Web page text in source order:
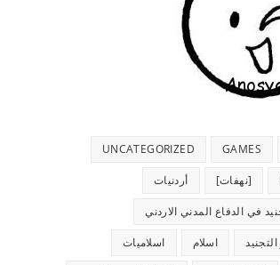
GAMES
UNCATEGORIZED
[نهفات] أردنيات
في الدفاع المدني الاردني
اسلام اسلاميات